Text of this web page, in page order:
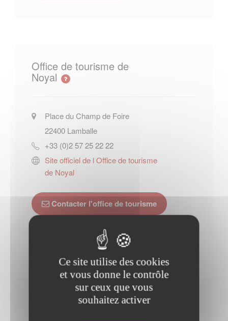
Office de tourisme de
Noyal
Place du Champ de Foire
22400 Lamballe
+33 (0)2 57 25 22 22
Site officiel de l Office de tourisme
de Noyal
Contacter l'office de tourisme
Horaires Mairie
Ce site utilise des cookies
et vous donne le contrôle
sur ceux que vous
souhaitez activer